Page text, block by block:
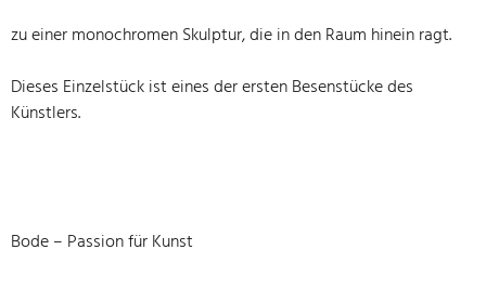
zu einer monochromen Skulptur, die in den Raum hinein ragt.
Dieses Einzelstück ist eines der ersten Besenstücke des
Künstlers.
Bode – Passion für Kunst